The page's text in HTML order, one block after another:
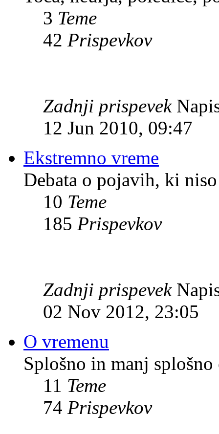
3 Teme
42 Prispevkov
Zadnji prispevek
12 Jun 2010, 09:47
Ekstremno vreme
Debata o pojavih, ki
10 Teme
185 Prispevkov
Zadnji prispevek
02 Nov 2012, 23:05
O vremenu
Splošno in manj splošno
11 Teme
74 Prispevkov